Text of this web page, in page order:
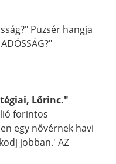
Puzsér hangja
Lőrinc."
forintos
egy nővérnek havi
jobban.' AZ